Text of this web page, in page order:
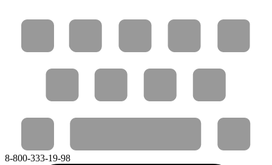
8-800-333-19-98